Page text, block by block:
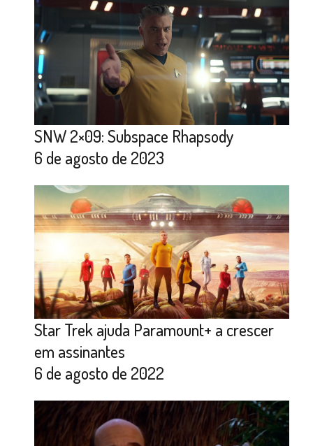
SNW 2×09: Subspace Rhapsody
6 de agosto de 2023
Star Trek ajuda Paramount+ a crescer
em assinantes
6 de agosto de 2022